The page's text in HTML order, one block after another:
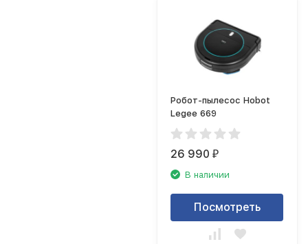
Робот-пылесос Hobot
Legee 669
26 990₽
В наличии
Посмотреть